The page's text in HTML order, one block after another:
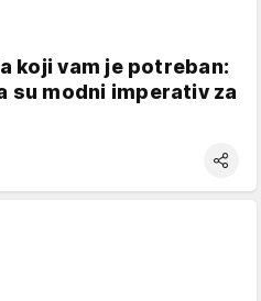
koji vam je potreban:
su modni imperativ za